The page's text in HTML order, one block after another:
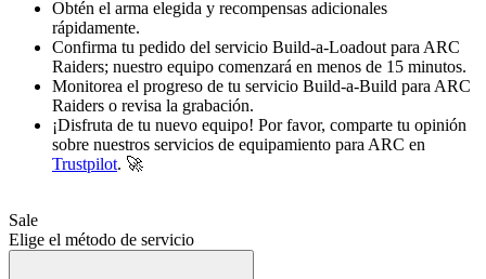
Obtén el arma elegida y recompensas adicionales
rápidamente.
Confirma tu pedido del servicio Build-a-Loadout para ARC
Raiders; nuestro equipo comenzará en menos de 15 minutos.
Monitorea el progreso de tu servicio Build-a-Build para ARC
Raiders o revisa la grabación.
¡Disfruta de tu nuevo equipo! Por favor, comparte tu opinión
sobre nuestros servicios de equipamiento para ARC en
Trustpilot. 🚀
Sale
Elige el método de servicio